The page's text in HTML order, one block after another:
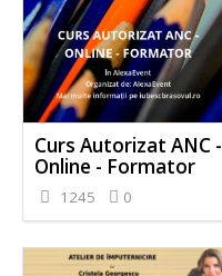
Curs Autorizat ANC -
Online - Formator
1245 0